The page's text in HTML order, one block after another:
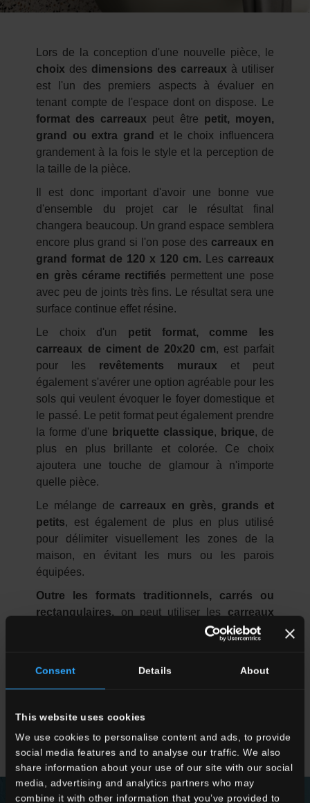
Consent Details About
This website uses cookies
We use cookies to personalise content and ads, to provide
social media features and to analyse our traffic. We also
share information about your use of our site with our social
media, advertising and analytics partners who may
combine it with other information that you’ve provided to
Lors de la conception d'une nouvelle pièce, le
choix des dimensions des carreaux à utiliser
est l'un des premiers aspects à évaluer en
tenant compte de l'espace dont on dispose. Le
format des carreaux peut être petit, moyen,
grand ou extra grand
et le choix influencera
grandement à la fois le style et la perception de
la taille de la pièce.
Il est donc important d'avoir une bonne vue
d'ensemble du projet car le résultat final
changera beaucoup. Un grand espace semblera
encore plus grand si l'on pose des carreaux en
grand format de 120 x 120 cm. Les carreaux
en grès cérame rectifiés permettent une pose
avec peu de joints très fins. Le résultat sera une
surface continue effet résine.
Le choix d'un petit format, comme les
carreaux de ciment de 20x20 cm, est parfait
pour les revêtements muraux et peut
également s'avérer une option agréable pour les
sols qui veulent évoquer le foyer domestique et
le passé. Le petit format peut également prendre
la forme d'une briquette classique, brique, de
plus en plus brillante et colorée. Ce choix
ajoutera une touche de glamour à n'importe
quelle pièce.
Le mélange de carreaux en grès, grands et
petits, est également de plus en plus utilisé
pour délimiter visuellement les zones de la
maison, en évitant les murs ou les parois
équipées.
Outre les formats traditionnels, carrés ou
rectangulaires, on peut utiliser les carreaux
extra grands de 120x260 cm.Lesdalles
céramiques de grandes dimensions
décorées et colorées. L'ambiance de la pièce